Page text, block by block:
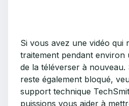
Si vous avez une vidéo qui
traitement pendant environ
de la téléverser à nouveau.
reste également bloqué,
support technique
puissions vous aider à